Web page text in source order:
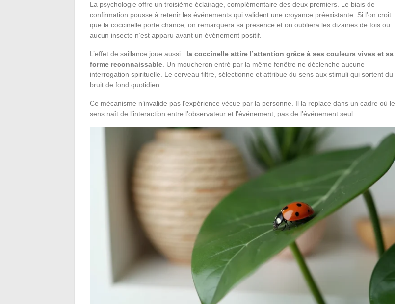
La psychologie offre un troisième éclairage, complémentaire des deux premiers. Le biais de
confirmation pousse à retenir les événements qui valident une croyance préexistante. Si l’on croit
que la coccinelle porte chance, on remarquera sa présence et on oubliera les dizaines de fois où
aucun insecte n’est apparu avant un événement positif.
L’effet de saillance joue aussi : la coccinelle attire l’attention grâce à ses couleurs vives et sa
forme reconnaissable. Un moucheron entré par la même fenêtre ne déclenche aucune
interrogation spirituelle. Le cerveau filtre, sélectionne et attribue du sens aux stimuli qui sortent du
bruit de fond quotidien.
Ce mécanisme n’invalide pas l’expérience vécue par la personne. Il la replace dans un cadre où le
sens naît de l’interaction entre l’observateur et l’événement, pas de l’événement seul.